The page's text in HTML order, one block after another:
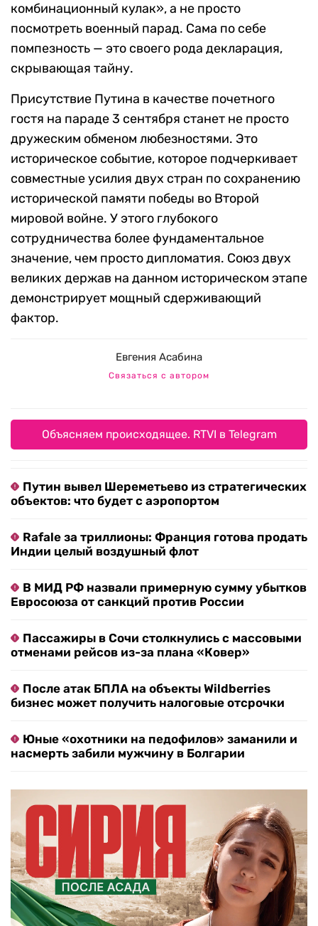
комбинационный кулак», а не просто
посмотреть военный парад. Сама по себе
помпезность — это своего рода декларация,
скрывающая тайну.
Присутствие Путина в качестве почетного
гостя на параде 3 сентября станет не просто
дружеским обменом любезностями. Это
историческое событие, которое подчеркивает
совместные усилия двух стран по сохранению
исторической памяти победы во Второй
мировой войне. У этого глубокого
сотрудничества более фундаментальное
значение, чем просто дипломатия. Союз двух
великих держав на данном историческом этапе
демонстрирует мощный сдерживающий
фактор.
Евгения Асабина
Связаться с автором
Объясняем происходящее. RTVI в Telegram
Путин вывел Шереметьево из стратегических
объектов: что будет с аэропортом
Rafale за триллионы: Франция готова продать
Индии целый воздушный флот
В МИД РФ назвали примерную сумму убытков
Евросоюза от санкций против России
Пассажиры в Сочи столкнулись с массовыми
отменами рейсов из-за плана «Ковер»
После атак БПЛА на объекты Wildberries
бизнес может получить налоговые отсрочки
Юные «охотники на педофилов» заманили и
насмерть забили мужчину в Болгарии